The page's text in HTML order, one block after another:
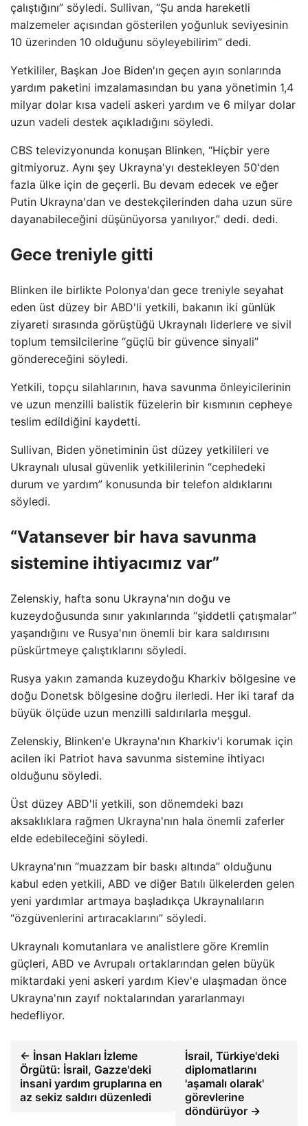
çalıştığını” söyledi. Sullivan, “Şu anda hareketli
malzemeler açısından gösterilen yoğunluk seviyesinin
10 üzerinden 10 olduğunu söyleyebilirim” dedi.
Yetkililer, Başkan Joe Biden'ın geçen ayın sonlarında
yardım paketini imzalamasından bu yana yönetimin 1,4
milyar dolar kısa vadeli askeri yardım ve 6 milyar dolar
uzun vadeli destek açıkladığını söyledi.
CBS televizyonunda konuşan Blinken, “Hiçbir yere
gitmiyoruz. Aynı şey Ukrayna'yı destekleyen 50'den
fazla ülke için de geçerli. Bu devam edecek ve eğer
Putin Ukrayna'dan ve destekçilerinden daha uzun süre
dayanabileceğini düşünüyorsa yanılıyor.” dedi. dedi.
Gece treniyle gitti
Blinken ile birlikte Polonya'dan gece treniyle seyahat
eden üst düzey bir ABD'li yetkili, bakanın iki günlük
ziyareti sırasında görüştüğü Ukraynalı liderlere ve sivil
toplum temsilcilerine “güçlü bir güvence sinyali”
göndereceğini söyledi.
Yetkili, topçu silahlarının, hava savunma önleyicilerinin
ve uzun menzilli balistik füzelerin bir kısmının cepheye
teslim edildiğini kaydetti.
Sullivan, Biden yönetiminin üst düzey yetkilileri ve
Ukraynalı ulusal güvenlik yetkililerinin “cephedeki
durum ve yardım” konusunda bir telefon aldıklarını
söyledi.
“Vatansever bir hava savunma
sistemine ihtiyacımız var”
Zelenskiy, hafta sonu Ukrayna'nın doğu ve
kuzeydoğusunda sınır yakınlarında “şiddetli çatışmalar”
yaşandığını ve Rusya'nın önemli bir kara saldırısını
püskürtmeye çalıştıklarını söyledi.
Rusya yakın zamanda kuzeydoğu Kharkiv bölgesine ve
doğu Donetsk bölgesine doğru ilerledi. Her iki taraf da
büyük ölçüde uzun menzilli saldırılarla meşgul.
Zelenskiy, Blinken'e Ukrayna'nın Kharkiv'i korumak için
acilen iki Patriot hava savunma sistemine ihtiyacı
olduğunu söyledi.
Üst düzey ABD'li yetkili, son dönemdeki bazı
aksaklıklara rağmen Ukrayna'nın hala önemli zaferler
elde edebileceğini söyledi.
Ukrayna'nın “muazzam bir baskı altında” olduğunu
kabul eden yetkili, ABD ve diğer Batılı ülkelerden gelen
yeni yardımlar artmaya başladıkça Ukraynalıların
“özgüvenlerini artıracaklarını” söyledi.
Ukraynalı komutanlara ve analistlere göre Kremlin
güçleri, ABD ve Avrupalı ​​ortaklarından gelen büyük
miktardaki yeni askeri yardım Kiev'e ulaşmadan önce
Ukrayna'nın zayıf noktalarından yararlanmayı
hedefliyor.
← İnsan Hakları İzleme
Örgütü: İsrail, Gazze'deki
insani yardım gruplarına en
az sekiz saldırı düzenledi
İsrail, Türkiye'deki
diplomatlarını
'aşamalı olarak'
görevlerine
döndürüyor →